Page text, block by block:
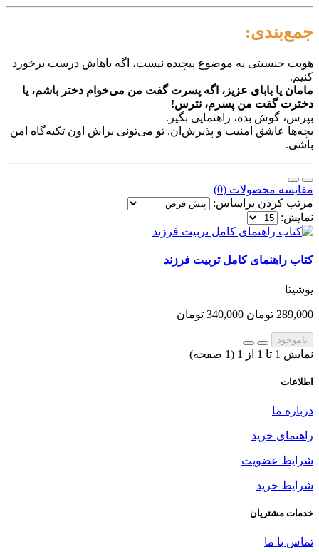
جمع‌بندی:
هویت جنسیتی یه موضوع پیچیده نیست، اگه باهاش درست برخورد
کنیم.
مامان یا بابای عزیز، اگه پسرت گفت من می‌خوام دختر باشم، یا
دخترت گفت من پسرم، نترس!
بپرس، گوش بده، راهنمایی بگیر.
بچه‌ها عاشق امنیت و پذیرش‌ان. تو می‌تونی براش اون تکیه‌گاه امن
باشی.
مقایسه محصولات (0)
مرتب کردن براساس:
نمایش:
کتاب راهنمای کامل تربیت فرزند
یوشیتا
289,000 تومان 340,000 تومان
ناموجود
نمایش 1 تا 1 از 1 (1 صفحه)
اطلاعات
درباره ما
راهنمای خرید
شرایط عضویت
شرایط خرید
خدمات مشتریان
تماس با ما